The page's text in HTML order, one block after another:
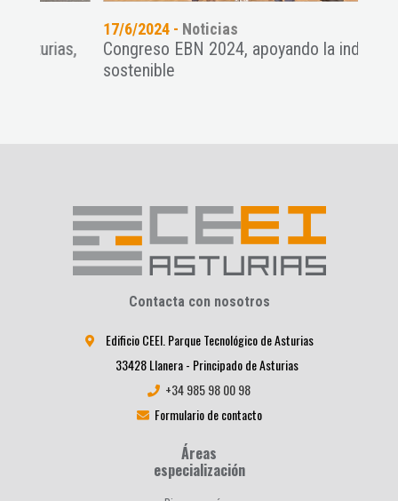
17/6/2024 -Noticias
Congreso EBN 2024, apoyando la industria
sostenible
Contacta con nosotros
Edificio CEEI. Parque Tecnológico de Asturias
33428 Llanera - Principado de Asturias
+34 985 98 00 98
Formulario de contacto
Áreas
especialización